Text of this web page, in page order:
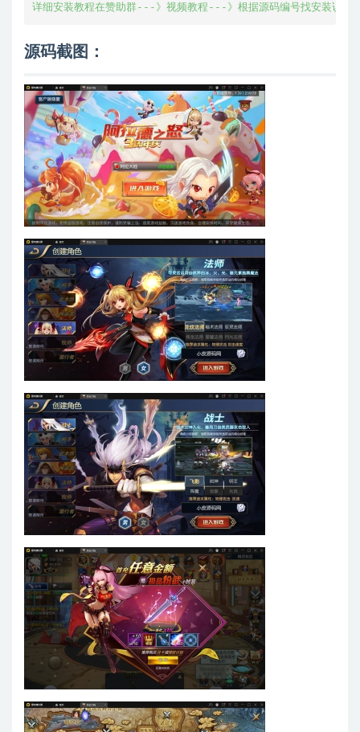
详细安装教程在赞助群---》视频教程---》根据源码编号找安装说明
源码截图：